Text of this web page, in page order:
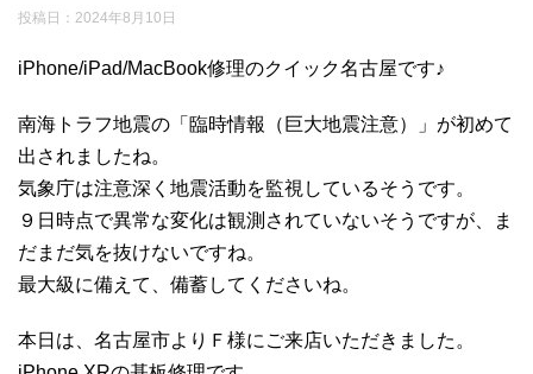
投稿日： 2024年8月10日
iPhone/iPad/MacBook修理のクイック名古屋です♪
南海トラフ地震の「臨時情報（巨大地震注意）」が初めて
出されましたね。
気象庁は注意深く地震活動を監視しているそうです。
９日時点で異常な変化は観測されていないそうですが、ま
だまだ気を抜けないですね。
最大級に備えて、備蓄してくださいね。
本日は、名古屋市よりＦ様にご来店いただきました。